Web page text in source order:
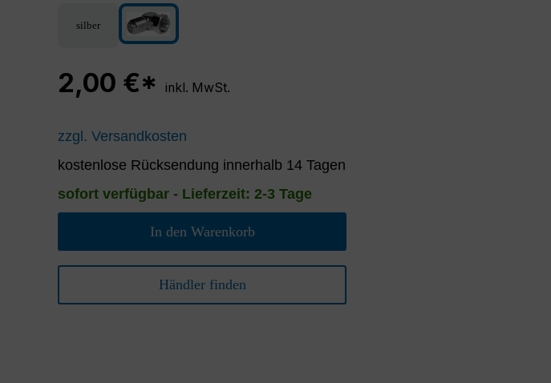
silber silber
2,00 €* inkl. MwSt.
zzgl. Versandkosten
kostenlose Rücksendung innerhalb 14 Tagen
sofort verfügbar - Lieferzeit: 2-3 Tage
In den Warenkorb
Händler finden